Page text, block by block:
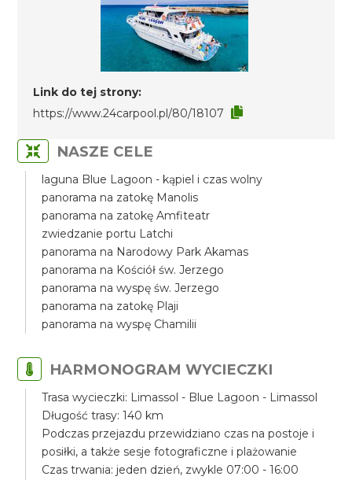
Link do tej strony:
https://www.24carpool.pl/80/18107
NASZE CELE
laguna Blue Lagoon - kąpiel i czas wolny
panorama na zatokę Manolis
panorama na zatokę Amfiteatr
zwiedzanie portu Latchi
panorama na Narodowy Park Akamas
panorama na Kościół św. Jerzego
panorama na wyspę św. Jerzego
panorama na zatokę Plaji
panorama na wyspę Chamilii
HARMONOGRAM WYCIECZKI
Trasa wycieczki: Limassol - Blue Lagoon - Limassol
Długość trasy: 140 km
Podczas przejazdu przewidziano czas na postoje i
posiłki, a także sesje fotograficzne i plażowanie
Czas trwania: jeden dzień, zwykle 07:00 - 16:00